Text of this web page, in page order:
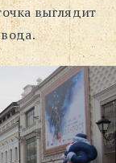
выглядит